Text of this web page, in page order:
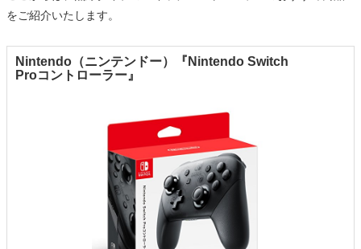
をご紹介いたします。
Nintendo（ニンテンドー）『Nintendo Switch
Proコントローラー』